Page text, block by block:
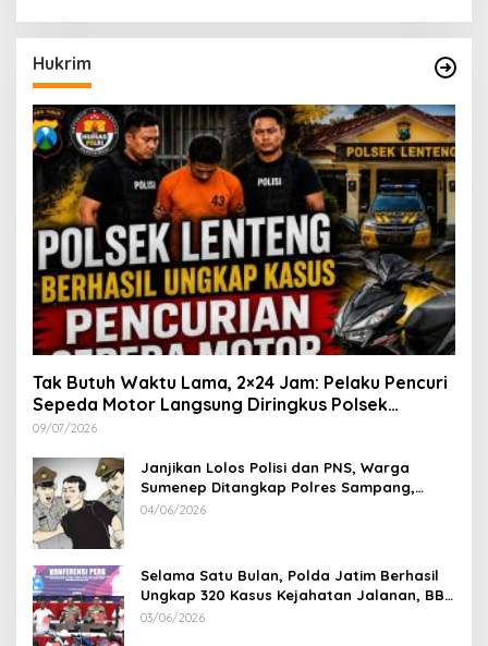
Hukrim
Tak Butuh Waktu Lama, 2×24 Jam: Pelaku Pencuri
Sepeda Motor Langsung Diringkus Polsek
Lenteng di Wilayah Manding
09/07/2026
Janjikan Lolos Polisi dan PNS, Warga
Sumenep Ditangkap Polres Sampang,
Korban Rugi Rp 600 juta
04/06/2026
Selama Satu Bulan, Polda Jatim Berhasil
Ungkap 320 Kasus Kejahatan Jalanan, BB
100 Sepeda Motor dan 12 Mobil Diamankan
03/06/2026